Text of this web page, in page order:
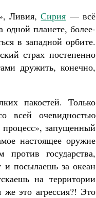
Ливия,Сирия — всё
планете, более-
в западной орбите.
страх постепенно
дружить, конечно,
пакостей. Только
всей очевидностью
запущенный
настоящее оружие
государства,
посылаешь за океан
на территории
это агрессия?! Это